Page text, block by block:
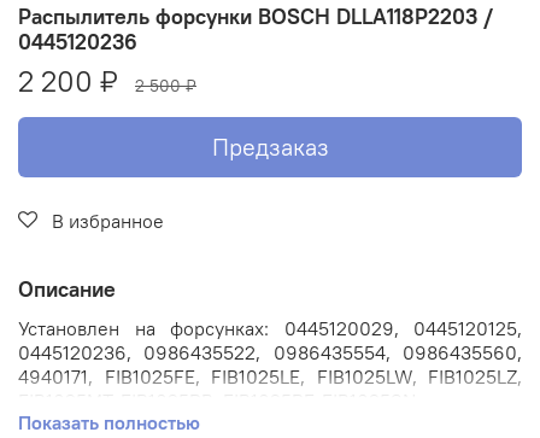
Распылитель форсунки BOSCH DLLA118P2203 /
0445120236
2 200 ₽ 2 500 ₽
Предзаказ
В избранное
Описание
Установлен на форсунках: 0445120029, 0445120125,
0445120236, 0986435522, 0986435554, 0986435560,
4940171, FIB1025FE, FIB1025LE, FIB1025LW, FIB1025LZ,
Показать полностью